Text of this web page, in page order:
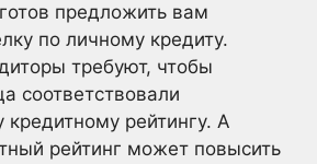
предложить вам
по личному кредиту.
требуют, чтобы
соответствовали
рейтингу. А
рейтинг может повысить